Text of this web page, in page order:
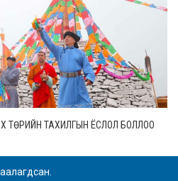
ТӨРИЙН ТАХИЛГЫН ЁСЛОЛ БОЛЛОО